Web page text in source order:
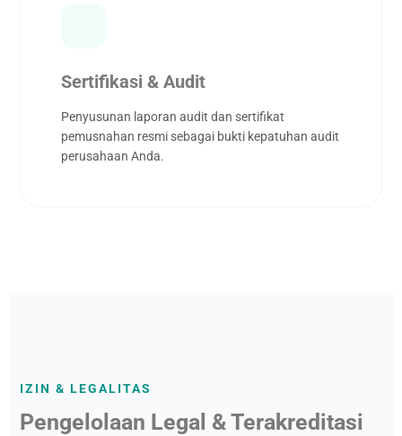
Sertifikasi & Audit
Penyusunan laporan audit dan sertifikat
pemusnahan resmi sebagai bukti kepatuhan audit
perusahaan Anda.
IZIN & LEGALITAS
Pengelolaan Legal & Terakreditasi